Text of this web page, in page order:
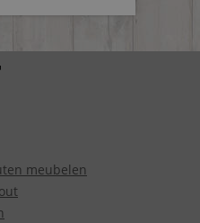
meubelen